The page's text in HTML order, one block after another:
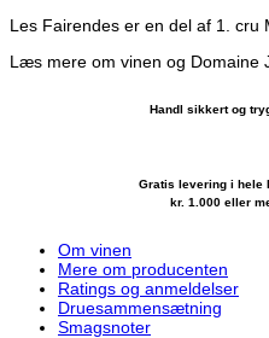
Les Fairendes er en del af 1. cru
Læs mere om vinen og Domaine
Handl sikkert og
Gratis levering i hele
kr. 1.000 eller
Om vinen
Mere om producenten
Ratings og anmeldelser
Druesammensætning
Smagsnoter